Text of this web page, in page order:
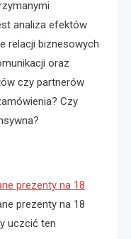
analiza efektów
relacji biznesowych
oraz
czy partnerów
Czy
prezenty na 18
prezenty na 18
uczcić ten